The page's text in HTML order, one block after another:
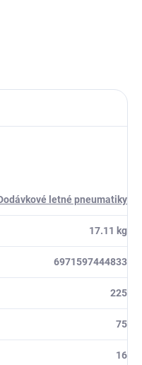
letné pneumatiky
17.11 kg
6971597444833
225
75
16